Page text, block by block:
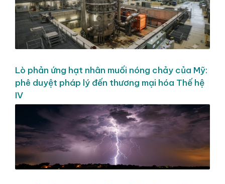
Lò phản ứng hạt nhân muối nóng chảy của Mỹ:
phê duyệt pháp lý đến thương mại hóa Thế hệ
IV